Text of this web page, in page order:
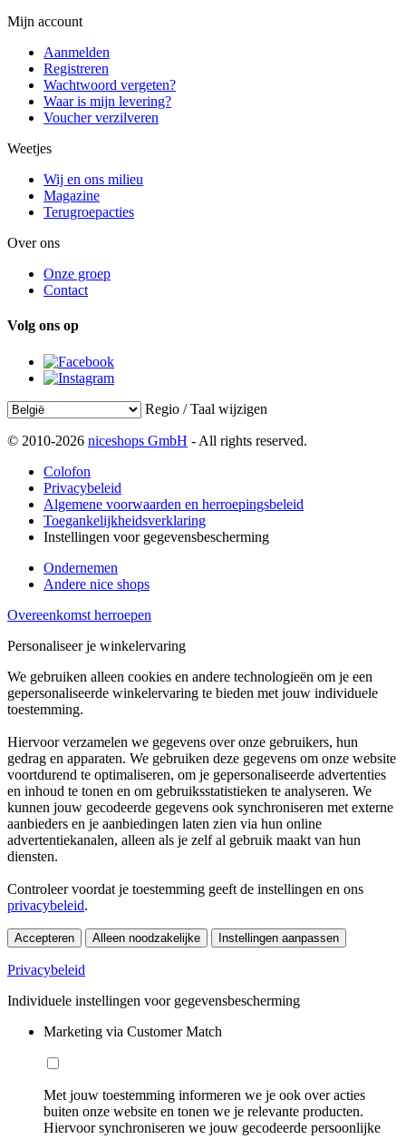
Mijn account
Aanmelden
Registreren
Wachtwoord vergeten?
Waar is mijn levering?
Voucher verzilveren
Weetjes
Wij en ons milieu
Magazine
Terugroepacties
Over ons
Onze groep
Contact
Volg ons op
Regio / Taal wijzigen
© 2010-2026 niceshops GmbH - All rights reserved.
Colofon
Privacybeleid
Algemene voorwaarden en herroepingsbeleid
Toegankelijkheidsverklaring
Instellingen voor gegevensbescherming
Ondernemen
Andere nice shops
Overeenkomst herroepen
Personaliseer je winkelervaring
We gebruiken alleen cookies en andere technologieën om je een
gepersonaliseerde winkelervaring te bieden met jouw individuele
toestemming.
Hiervoor verzamelen we gegevens over onze gebruikers, hun
gedrag en apparaten. We gebruiken deze gegevens om onze website
voortdurend te optimaliseren, om je gepersonaliseerde advertenties
en inhoud te tonen en om gebruiksstatistieken te analyseren. We
kunnen jouw gecodeerde gegevens ook synchroniseren met externe
aanbieders en je aanbiedingen laten zien via hun online
advertentiekanalen, alleen als je zelf al gebruik maakt van hun
diensten.
Controleer voordat je toestemming geeft de instellingen en ons
privacybeleid.
Accepteren Alleen noodzakelijke Instellingen aanpassen
Privacybeleid
Individuele instellingen voor gegevensbescherming
Marketing via Customer Match
Met jouw toestemming informeren we je ook over acties
buiten onze website en tonen we je relevante producten.
Hiervoor synchroniseren we jouw gecodeerde persoonlijke